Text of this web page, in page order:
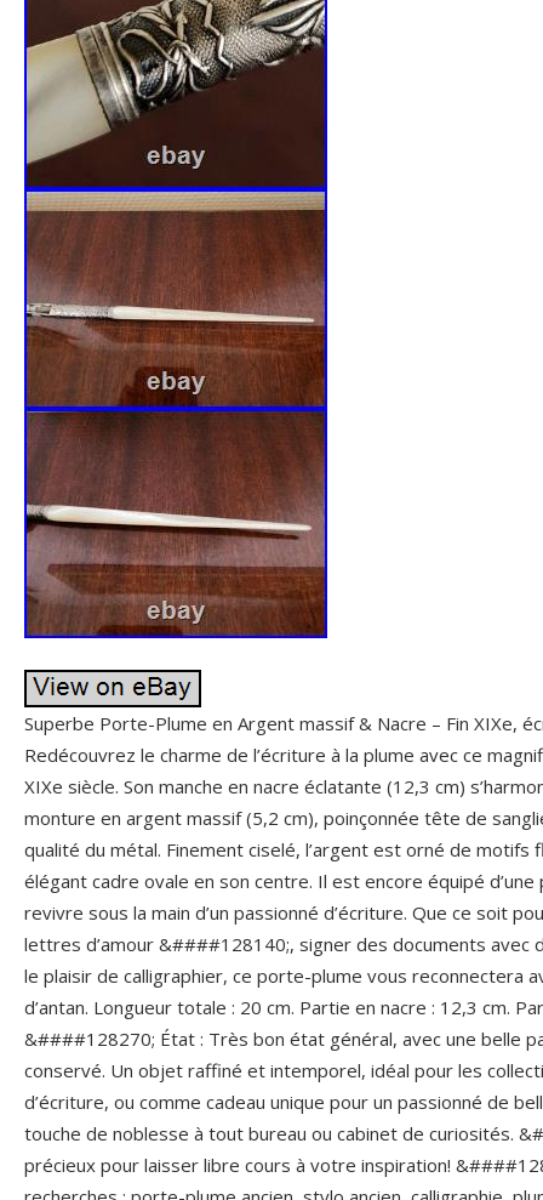
Superbe Porte-Plume en Argent massif & Nacre – Fin XIXe,
Redécouvrez le charme de l’écriture à la plume avec ce
XIXe siècle. Son manche en nacre éclatante (12,3 cm)
monture en argent massif (5,2 cm), poinçonnée tête de
qualité du métal. Finement ciselé, l’argent est orné de motifs
élégant cadre ovale en son centre. Il est encore équipé
revivre sous la main d’un passionné d’écriture. Que ce soit
lettres d’amour &####128140;, signer des documents avec
le plaisir de calligraphier, ce porte-plume vous reconnectera
d’antan. Longueur totale : 20 cm. Partie en nacre : 12,3 cm.
&####128270; État : Très bon état général, avec une belle
conservé. Un objet raffiné et intemporel, idéal pour les
d’écriture, ou comme cadeau unique pour un passionné de
touche de noblesse à tout bureau ou cabinet de curiosités.
précieux pour laisser libre cours à votre inspiration!